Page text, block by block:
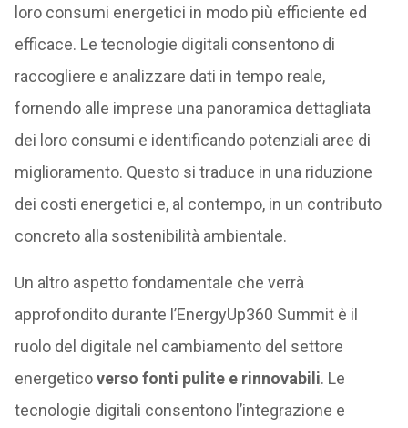
loro consumi energetici in modo più efficiente ed
efficace. Le tecnologie digitali consentono di
raccogliere e analizzare dati in tempo reale,
fornendo alle imprese una panoramica dettagliata
dei loro consumi e identificando potenziali aree di
miglioramento. Questo si traduce in una riduzione
dei costi energetici e, al contempo, in un contributo
concreto alla sostenibilità ambientale.
Un altro aspetto fondamentale che verrà
approfondito durante l’EnergyUp360 Summit è il
ruolo del digitale nel cambiamento del settore
energeticoverso fonti pulite e rinnovabili. Le
tecnologie digitali consentono l’integrazione e